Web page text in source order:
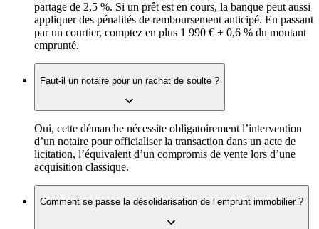
partage de 2,5 %. Si un prêt est en cours, la banque peut aussi
appliquer des pénalités de remboursement anticipé. En passant
par un courtier, comptez en plus 1 990 € + 0,6 % du montant
emprunté.
Faut-il un notaire pour un rachat de soulte ?
Oui, cette démarche nécessite obligatoirement l’intervention
d’un notaire pour officialiser la transaction dans un acte de
licitation, l’équivalent d’un compromis de vente lors d’une
acquisition classique.
Comment se passe la désolidarisation de l’emprunt immobilier ?